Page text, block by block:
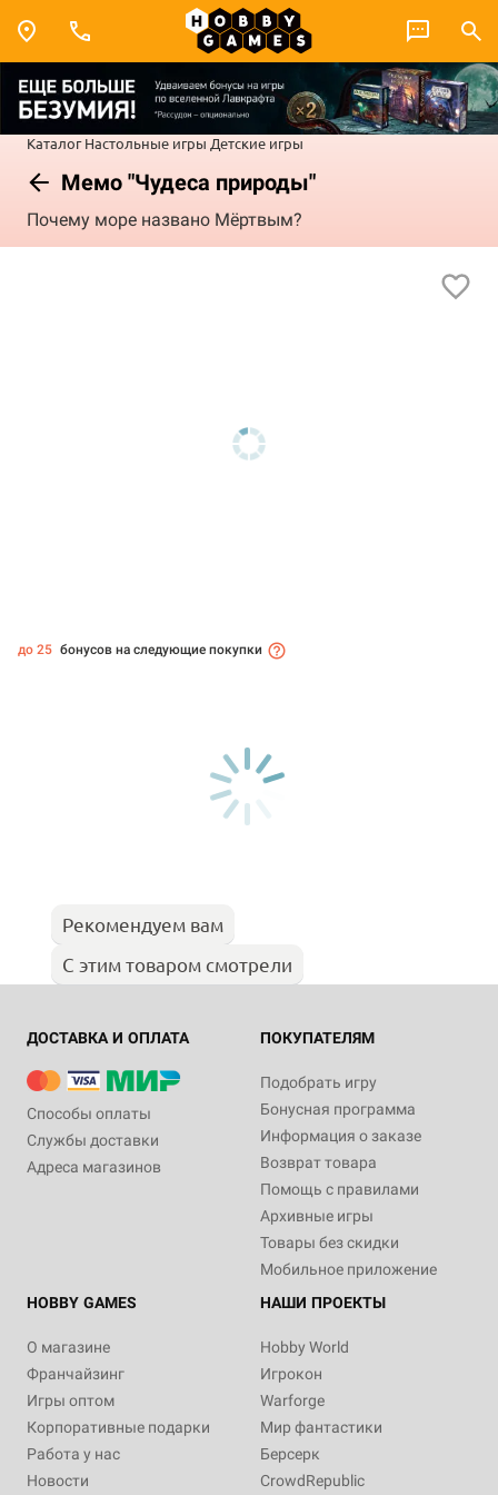
Каталог Настольные игры Детские игры
Мемо "Чудеса природы"
Почему море названо Мёртвым?
до 25 бонусов на следующие покупки
Рекомендуем вам
С этим товаром смотрели
ДОСТАВКА И ОПЛАТА
Способы оплаты
Службы доставки
Адреса магазинов
ПОКУПАТЕЛЯМ
Подобрать игру
Бонусная программа
Информация о заказе
Возврат товара
Помощь с правилами
Архивные игры
Товары без скидки
Мобильное приложение
HOBBY GAMES
О магазине
Франчайзинг
Игры оптом
Корпоративные подарки
Работа у нас
Новости
НАШИ ПРОЕКТЫ
Hobby World
Игрокон
Warforge
Мир фантастики
Берсерк
CrowdRepublic